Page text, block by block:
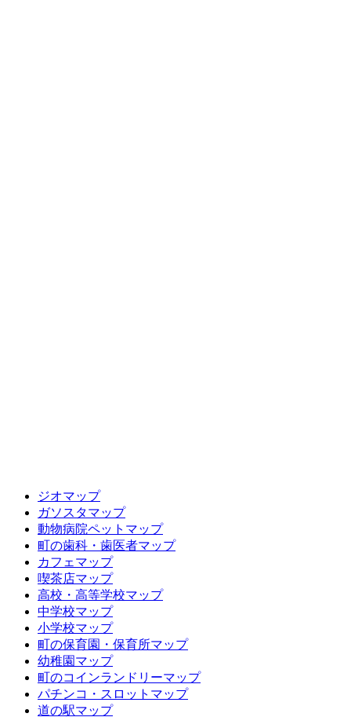
ジオマップ
ガソスタマップ
動物病院ペットマップ
町の歯科・歯医者マップ
カフェマップ
喫茶店マップ
高校・高等学校マップ
中学校マップ
小学校マップ
町の保育園・保育所マップ
幼稚園マップ
町のコインランドリーマップ
パチンコ・スロットマップ
道の駅マップ